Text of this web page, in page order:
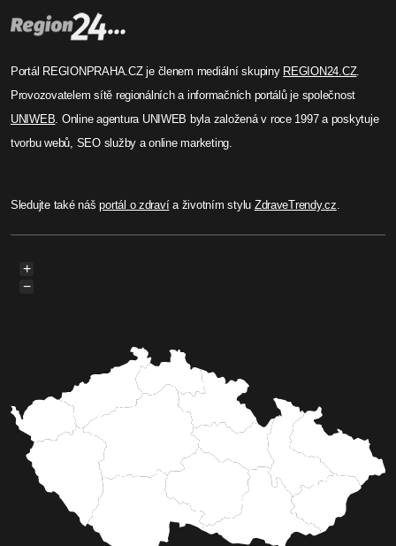
Portál REGIONPRAHA.CZ je členem mediální skupiny REGION24.CZ.
Provozovatelem sítě regionálních a informačních portálů je společnost
UNIWEB . Online agentura UNIWEB byla založená v roce 1997 a poskytuje
tvorbu webů, SEO služby a online marketing.
Sledujte také nášportál o zdravía životním stylu ZdraveTrendy.cz
+
−